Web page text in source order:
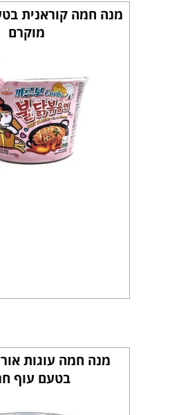
מנה חמה קוראנית
מוקרם
מנה חמה עוגות
בטעם עוף